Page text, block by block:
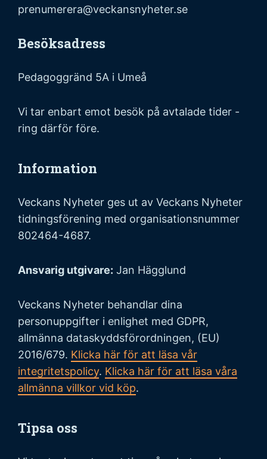
prenumerera@veckansnyheter.se
Besöksadress
Pedagoggränd 5A i Umeå
Vi tar enbart emot besök på avtalade tider -
ring därför före.
Information
Veckans Nyheter ges ut av Veckans Nyheter
tidningsförening med organisationsnummer
802464-4687.
Ansvarig utgivare: Jan Hägglund
Veckans Nyheter behandlar dina
personuppgifter i enlighet med GDPR,
allmänna dataskyddsförordningen, (EU)
2016/679. Klicka här för att läsa vår
integritetspolicy. Klicka här för att läsa våra
allmänna villkor vid köp.
Tipsa oss